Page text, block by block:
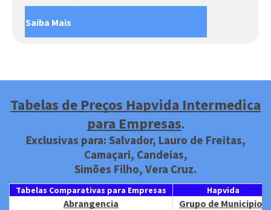
Saiba Mais
Tabelas de Preços Hapvida Intermedica
para Empresas.
Exclusivas para: Salvador, Lauro de Freitas,
Camaçari, Candeias,
Simões Filho, Vera Cruz.
Tabelas Comparativas para Empresas Hapvida
Abrangencia
Grupo de Municipios